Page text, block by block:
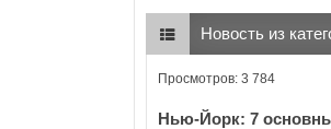
Новость из
Просмотров: 3 784
Нью-Йорк: 7